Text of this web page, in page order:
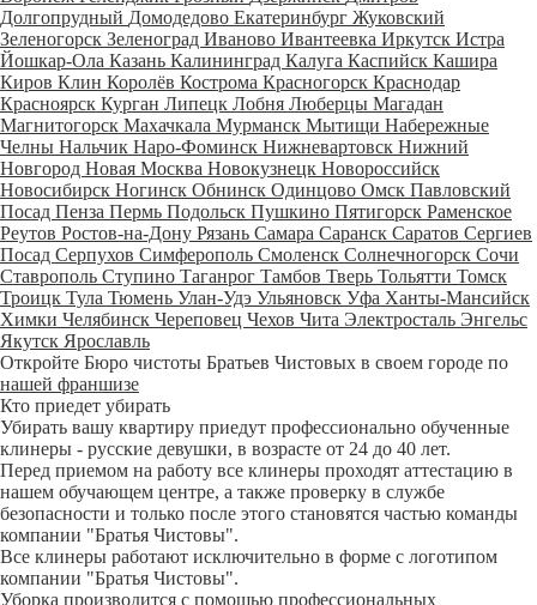
Долгопрудный Домодедово Екатеринбург Жуковский
Зеленогорск Зеленоград Иваново Ивантеевка Иркутск Истра
Йошкар-Ола Казань Калининград Калуга Каспийск Кашира
Киров Клин Королёв Кострома Красногорск Краснодар
Красноярск Курган Липецк Лобня Люберцы Магадан
Магнитогорск Махачкала Мурманск Мытищи Набережные
Челны Нальчик Наро-Фоминск Нижневартовск Нижний
Новгород Новая Москва Новокузнецк Новороссийск
Новосибирск Ногинск Обнинск Одинцово Омск Павловский
Посад Пенза Пермь Подольск Пушкино Пятигорск Раменское
Реутов Ростов-на-Дону Рязань Самара Саранск Саратов Сергиев
Посад Серпухов Симферополь Смоленск Солнечногорск Сочи
Ставрополь Ступино Таганрог Тамбов Тверь Тольятти Томск
Троицк Тула Тюмень Улан-Удэ Ульяновск Уфа Ханты-Мансийск
Химки Челябинск Череповец Чехов Чита Электросталь Энгельс
Якутск Ярославль
Откройте Бюро чистоты Братьев Чистовых в своем городе по
нашей франшизе
Кто приедет убирать
Убирать вашу квартиру приедут профессионально обученные
клинеры - русские девушки, в возрасте от 24 до 40 лет.
Перед приемом на работу все клинеры проходят аттестацию в
нашем обучающем центре, а также проверку в службе
безопасности и только после этого становятся частью команды
компании "Братья Чистовы".
Все клинеры работают исключительно в форме с логотипом
компании "Братья Чистовы".
Уборка производится с помощью профессиональных